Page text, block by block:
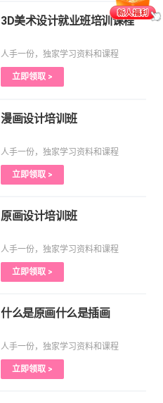
3D美术设计就业班培训课程
人手一份，独家学习资料和课程
立即领取 >
漫画设计培训班
人手一份，独家学习资料和课程
立即领取 >
原画设计培训班
人手一份，独家学习资料和课程
立即领取 >
什么是原画什么是插画
人手一份，独家学习资料和课程
立即领取 >